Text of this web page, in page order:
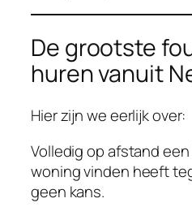
De grootste
huren vanuit
Hier zijn we eerlijk over:
Volledig op afstand
woning vinden heeft
geen kans.